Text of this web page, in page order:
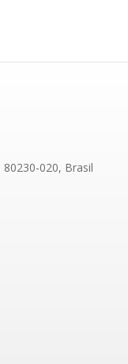
020, Brasil